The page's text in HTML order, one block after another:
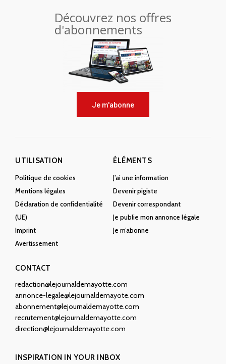
Découvrez nos offres
d'abonnements
Je m'abonne
UTILISATION
Politique de cookies
Mentions légales
Déclaration de confidentialité
(UE)
Imprint
Avertissement
ÉLÉMENTS
J’ai une information
Devenir pigiste
Devenir correspondant
Je publie mon annonce légale
Je m’abonne
CONTACT
redaction@lejournaldemayotte.com
annonce-legale@lejournaldemayote.com
abonnement@lejournaldemayotte.com
recrutement@lejournaldemayotte.com
direction@lejournaldemayotte.com
INSPIRATION IN YOUR INBOX